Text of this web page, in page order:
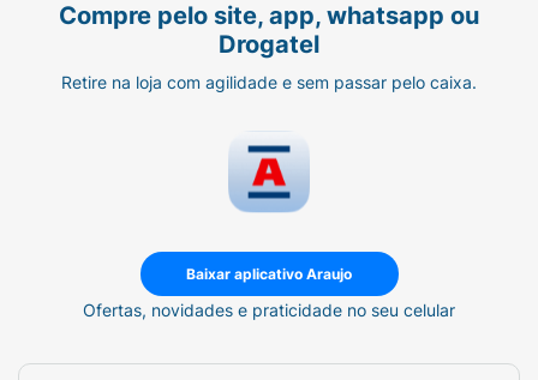
Compre pelo site, app, whatsapp ou
Drogatel
Retire na loja com agilidade e sem passar pelo caixa.
Baixar aplicativo Araujo
Ofertas, novidades e praticidade no seu celular